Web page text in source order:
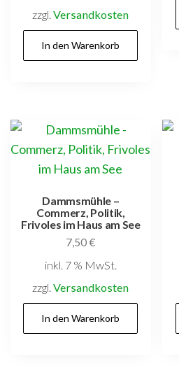
zzgl.Versandkosten
In den Warenkorb
Dammsmühle –
Commerz, Politik,
Frivoles im Haus am See
7,50€
inkl. 7 % MwSt.
zzgl.Versandkosten
In den Warenkorb